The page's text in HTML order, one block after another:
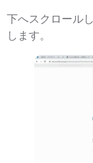
下へスクロール
します。